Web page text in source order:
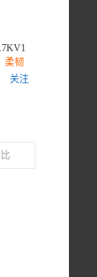
柔韧
用；
关注